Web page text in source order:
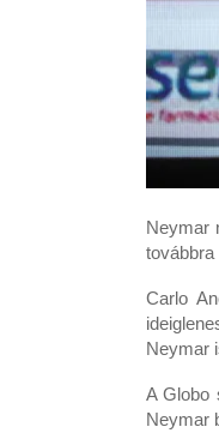
Neymar
továbbra
Carlo
Neymar
A Globo
Neymar